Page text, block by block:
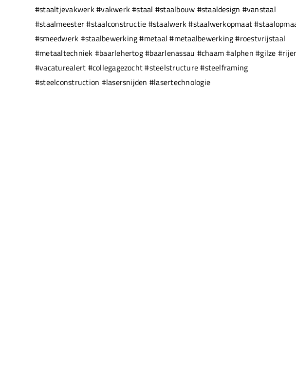
#staaltjevakwerk #vakwerk #staal #staalbouw #staaldesign #vanstaal
#staalmeester #staalconstructie #staalwerk #staalwerkopmaat
#smeedwerk #staalbewerking #metaal #metaalbewerking #roestvrijstaal
#metaaltechniek #baarlehertog #baarlenassau #chaam #alphen #gilze
#vacaturealert #collegagezocht #steelstructure #steelframing
#steelconstruction #lasersnijden #lasertechnologie